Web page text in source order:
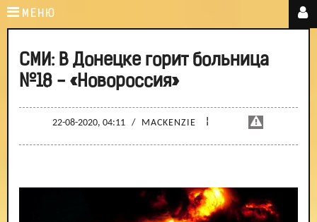
МЕНЮ
СМИ: В Донецке горит больница
№18 - «Новороссия»
22-08-2020, 04:11 / MACKENZIE ¦